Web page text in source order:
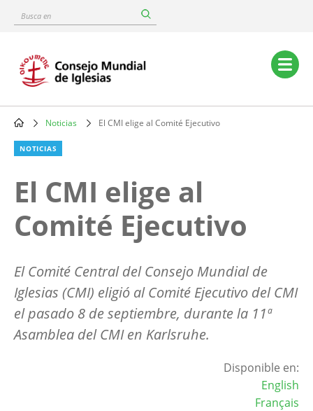
content
Busca
Main
navigation
Breadcrumb
Noticias El CMI elige al Comité Ejecutivo
NOTICIAS
El CMI elige al
Comité Ejecutivo
El Comité Central del Consejo Mundial de
Iglesias (CMI) eligió al Comité Ejecutivo del CMI
el pasado 8 de septiembre, durante la 11ª
Asamblea del CMI en Karlsruhe.
Disponible en:
English
Français